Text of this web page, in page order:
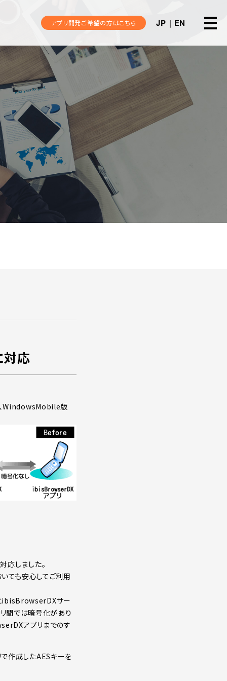
アプリ開発ご希望の方はこちら JP EN
対応
、WindowsMobile版
しました。
ても安心してご利用
ibisBrowserDXサー
間では暗号化があり
アプリまでのす
作成したAESキーを